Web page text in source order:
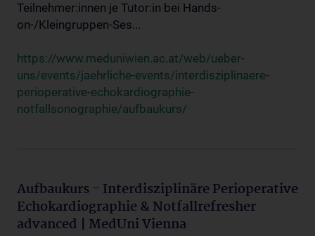
Teilnehmer:innen je Tutor:in bei Hands-
on-/Kleingruppen-Ses...
https://www.meduniwien.ac.at/web/ueber-
uns/events/jaehrliche-events/interdisziplinaere-
perioperative-echokardiographie-
notfallsonographie/aufbaukurs/
Aufbaukurs - Interdisziplinäre Perioperative
Echokardiographie & Notfallrefresher
advanced | MedUni Vienna